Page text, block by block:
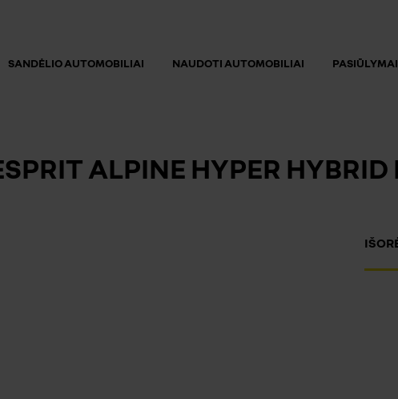
SANDĖLIO AUTOMOBILIAI NAUDOTI AUTOMOBILIAI
ALPINE HYPER